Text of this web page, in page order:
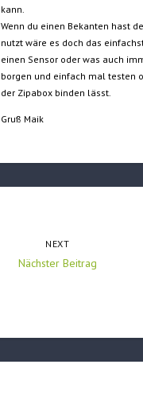
kann.
Wenn du einen Bekanten hast
nutzt wäre es doch das
einen Sensor oder was auch
borgen und einfach mal testen
der Zipabox binden lässt.
Gruß Maik
NEXT
Nächster Beitrag